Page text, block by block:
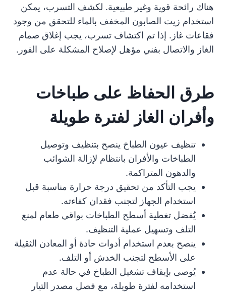
هناك رائحة قوية وغير طبيعية. لكشف التسرب، يمكن
استخدام زيت الصابون المخفف بالماء للتحقق من وجود
فقاعات غاز. إذا تم اكتشاف تسرب، يجب إغلاق صمام
الغاز والاتصال بفني مؤهل لإصلاح المشكلة على الفور.
طرق الحفاظ على طباخات
وأفران الغاز لفترة طويلة
تنظيف عيون الطباخ ينصح بتنظيف وتوصيل
الطباخات والأفران بانتظام لإزالة الشوائب
والدهون المتراكمة.
يجب التأكد من تحقيق درجة حرارة مناسبة قبل
استخدام الجهاز لتجنب فقدان كفاءته.
يُفضل تغطية أسطح الطباخات بواقي طعام لمنع
التلف وتسهيل عملية التنظيف.
ينصح بعدم استخدام أدوات حادة أو المعادن الثقيلة
على الأسطح لتجنب الخدش أو التلف.
يُوصى بإيقاف تشغيل الطباخ في حالة عدم
استخدامه لفترة طويلة، مع فصل مصدر التيار